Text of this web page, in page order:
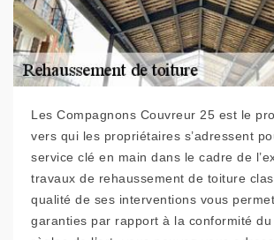
Les Compagnons Couvreur 25 est le
vers qui les propriétaires s’adressent
service clé en main dans le cadre de
travaux de rehaussement de toiture
qualité de ses interventions vous
garanties par rapport à la conformité